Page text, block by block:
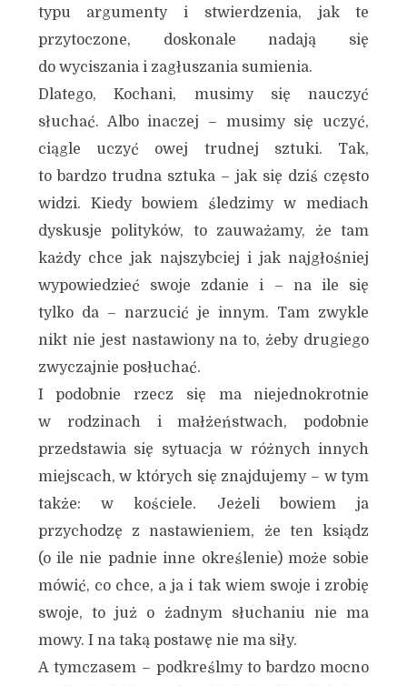
typu argumenty i stwierdzenia, jak te
przytoczone, doskonale nadają się
do wyciszania i zagłuszania sumienia.
Dlatego, Kochani, musimy się nauczyć
słuchać. Albo inaczej – musimy się uczyć,
ciągle uczyć owej trudnej sztuki. Tak,
to bardzo trudna sztuka – jak się dziś często
widzi. Kiedy bowiem śledzimy w mediach
dyskusje polityków, to zauważamy, że tam
każdy chce jak najszybciej i jak najgłośniej
wypowiedzieć swoje zdanie i – na ile się
tylko da – narzucić je innym. Tam zwykle
nikt nie jest nastawiony na to, żeby drugiego
zwyczajnie posłuchać.
I podobnie rzecz się ma niejednokrotnie
w rodzinach i małżeństwach, podobnie
przedstawia się sytuacja w różnych innych
miejscach, w których się znajdujemy – w tym
także: w kościele. Jeżeli bowiem ja
przychodzę z nastawieniem, że ten ksiądz
(o ile nie padnie inne określenie) może sobie
mówić, co chce, a ja i tak wiem swoje i zrobię
swoje, to już o żadnym słuchaniu nie ma
mowy. I na taką postawę nie ma siły.
A tymczasem – podkreślmy to bardzo mocno